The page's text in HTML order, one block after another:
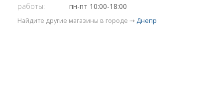
работы:
пн-пт 10:00-18:00
Найдите другие магазины в городе ⇢ Днепр